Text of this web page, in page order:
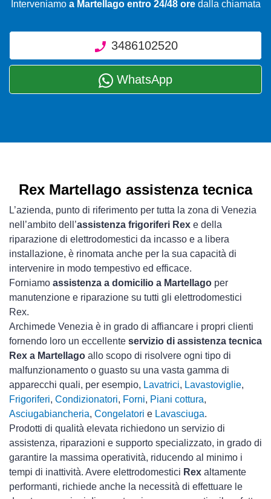
Interveniamo a Martellago entro 24/48 oredalla chiamata
3486102520
WhatsApp
Rex Martellago assistenza tecnica
L’azienda, punto di riferimento per tutta la zona di Venezia
nell’ambito dell’assistenza frigoriferi Rex e della
riparazione di elettrodomestici da incasso e a libera
installazione, è rinomata anche per la sua capacità di
intervenire in modo tempestivo ed efficace.
Forniamo assistenza a domicilio a Martellago per
manutenzione e riparazione su tutti gli elettrodomestici
Rex.
Archimede Venezia è in grado di affiancare i propri clienti
fornendo loro un eccellente servizio di assistenza tecnica
Rex a Martellago allo scopo di risolvere ogni tipo di
malfunzionamento o guasto su una vasta gamma di
apparecchi quali, per esempio, Lavatrici, Lavastoviglie,
Frigoriferi, Condizionatori, Forni, Piani cottura,
Asciugabiancheria, Congelatori e Lavasciuga.
Prodotti di qualità elevata richiedono un servizio di
assistenza, riparazioni e supporto specializzato, in grado di
garantire la massima operatività, riducendo al minimo i
tempi di inattività. Avere elettrodomestici Rex altamente
performanti, richiede anche la necessità di effettuare le